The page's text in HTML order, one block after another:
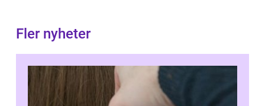
Fler nyheter